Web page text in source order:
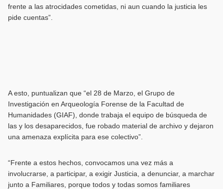
frente a las atrocidades cometidas, ni aun cuando la justicia les
pide cuentas”.
A esto, puntualizan que “el 28 de Marzo, el Grupo de
Investigación en Arqueología Forense de la Facultad de
Humanidades (GIAF), donde trabaja el equipo de búsqueda de
las y los desaparecidos, fue robado material de archivo y dejaron
una amenaza explícita para ese colectivo”.
“Frente a estos hechos, convocamos una vez más a
involucrarse, a participar, a exigir Justicia, a denunciar, a marchar
junto a Familiares, porque todos y todas somos familiares